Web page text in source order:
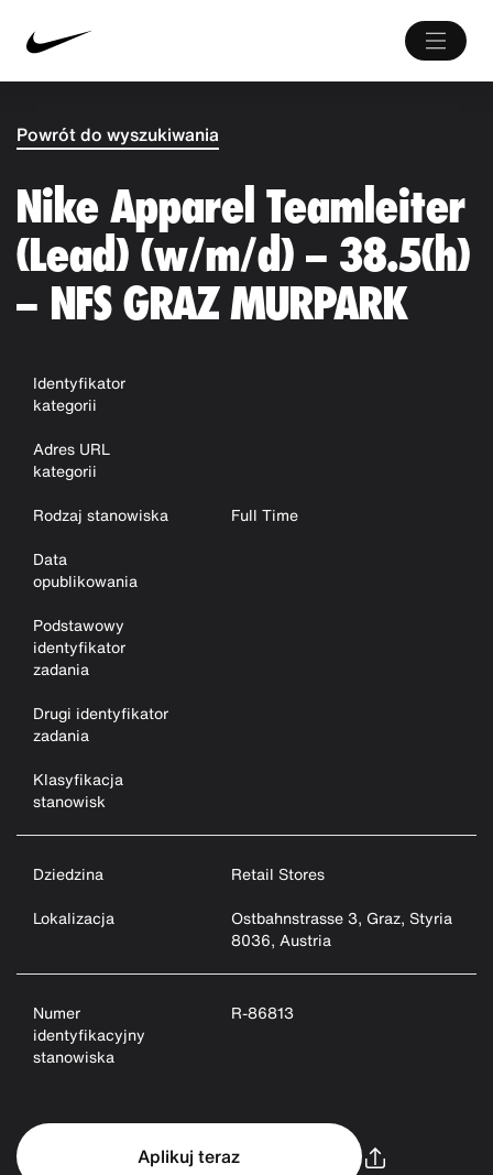
Powrót do wyszukiwania
Nike Apparel Teamleiter
(Lead) (w/m/d) – 38.5(h)
– NFS GRAZ MURPARK
Identyfikator
kategorii
Adres URL
kategorii
Rodzaj stanowiska
Full Time
Data
opublikowania
Podstawowy
identyfikator
zadania
Drugi identyfikator
zadania
Klasyfikacja
stanowisk
Dziedzina
Retail Stores
Lokalizacja
Ostbahnstrasse 3, Graz, Styria
8036, Austria
Numer
identyfikacyjny
stanowiska
R-86813
Aplikuj teraz